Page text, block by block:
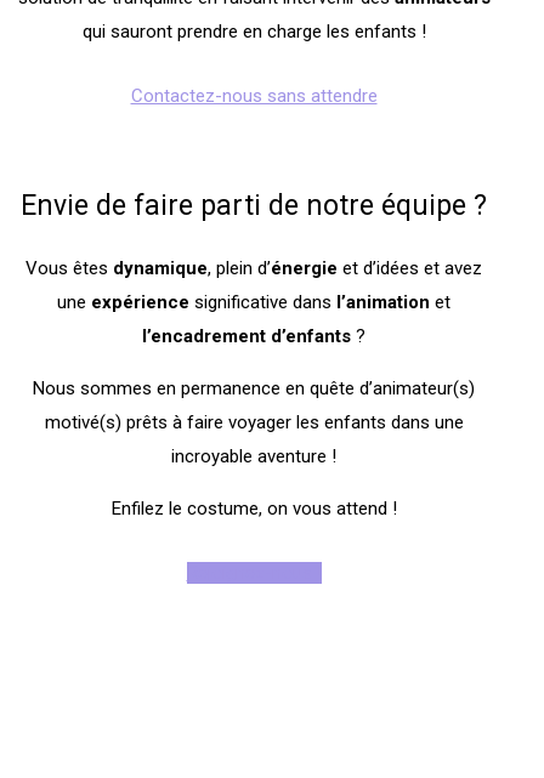
qui sauront prendre en charge les enfants !
Contactez-nous sans attendre
Envie de faire parti de notre équipe ?
Vous êtes dynamique, plein d’énergie et d’idées et avez
une expérience significative dans l’animation et
l’encadrement d’enfants ?
Nous sommes en permanence en quête d’animateur(s)
motivé(s) prêts à faire voyager les enfants dans une
incroyable aventure !
Enfilez le costume, on vous attend !